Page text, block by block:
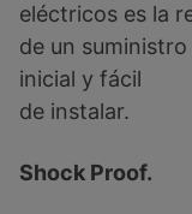
eléctricos es la
de un
inicial y fácil
de instalar.
Shock Proof.